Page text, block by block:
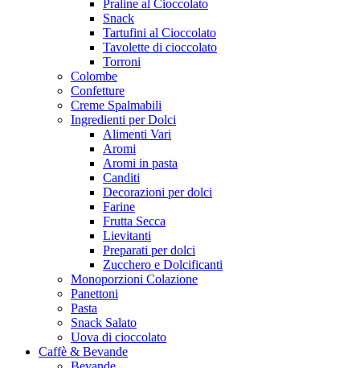
Praline al Cioccolato
Snack
Tartufini al Cioccolato
Tavolette di cioccolato
Torroni
Colombe
Confetture
Creme Spalmabili
Ingredienti per Dolci
Alimenti Vari
Aromi
Aromi in pasta
Canditi
Decorazioni per dolci
Farine
Frutta Secca
Lievitanti
Preparati per dolci
Zucchero e Dolcificanti
Monoporzioni Colazione
Panettoni
Pasta
Snack Salato
Uova di cioccolato
Caffè & Bevande